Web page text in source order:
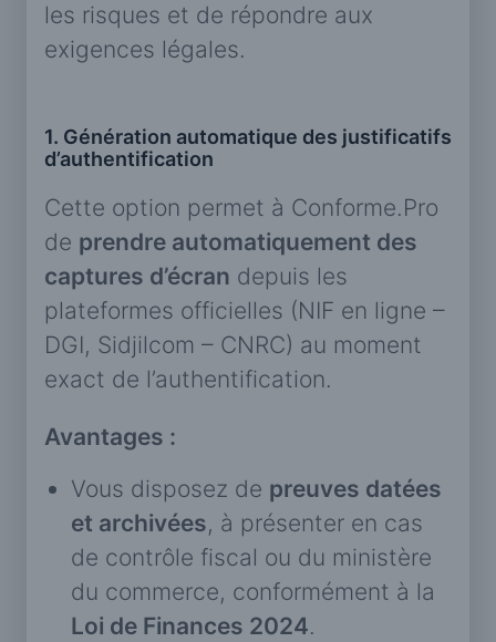
les risques et de répondre aux
exigences légales.
1. Génération automatique des justificatifs
d’authentification
Cette option permet à Conforme.Pro
de prendre automatiquement des
captures d’écran depuis les
plateformes officielles (NIF en ligne –
DGI, Sidjilcom – CNRC) au moment
exact de l’authentification.
Avantages :
Vous disposez de preuves datées
et archivées, à présenter en cas
de contrôle fiscal ou du ministère
du commerce, conformément à la
Loi de Finances 2024.